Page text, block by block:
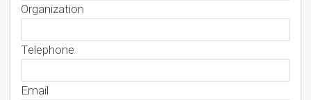
Organization
Telephone
Email